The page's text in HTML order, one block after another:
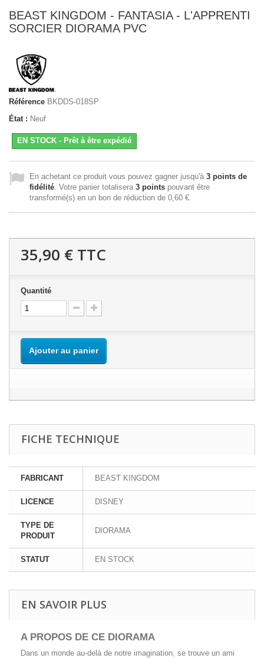
BEAST KINGDOM - FANTASIA - L'APPRENTI
SORCIER DIORAMA PVC
Référence BKDDS-018SP
État : Neuf
EN STOCK - Prêt à être expédié
En achetant ce produit vous pouvez gagner jusqu'à 3 points de
fidélité . Votre panier totalisera 3 points pouvant être
transformé(s) en un bon de réduction de 0,60 €
35,90 € TTC
Quantité
Ajouter au panier
FICHE TECHNIQUE
FABRICANT BEAST KINGDOM
LICENCE DISNEY
TYPE DE
PRODUIT
DIORAMA
STATUT EN STOCK
EN SAVOIR PLUS
A PROPOS DE CE DIORAMA
Dans un monde au-delà de notre imagination, se trouve un ami